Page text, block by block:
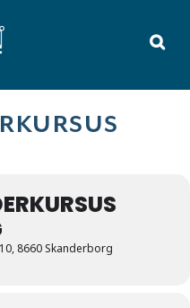
8660 Skanderborg